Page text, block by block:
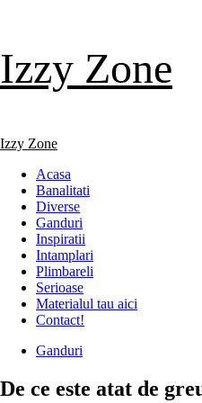
content
Izzy Zone
Primary
Izzy Zone
Acasa
Banalitati
Diverse
Ganduri
Inspiratii
Intamplari
Plimbareli
Serioase
Materialul tau aici
Contact!
Ganduri
De ce este atat de